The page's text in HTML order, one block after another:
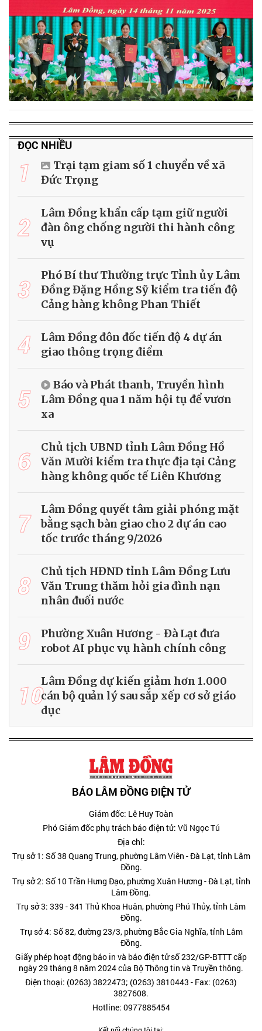
ĐỌC NHIỀU
1
Trại tạm giam số 1 chuyển về xã
Đức Trọng
2
Lâm Đồng khẩn cấp tạm giữ người
đàn ông chống người thi hành công
vụ
3
Phó Bí thư Thường trực Tỉnh ủy Lâm
Đồng Đặng Hồng Sỹ kiểm tra tiến độ
Cảng hàng không Phan Thiết
4
Lâm Đồng đôn đốc tiến độ 4 dự án
giao thông trọng điểm
5
Báo và Phát thanh, Truyền hình
Lâm Đồng qua 1 năm hội tụ để vươn
xa
6
Chủ tịch UBND tỉnh Lâm Đồng Hồ
Văn Mười kiểm tra thực địa tại Cảng
hàng không quốc tế Liên Khương
7
Lâm Đồng quyết tâm giải phóng mặt
bằng sạch bàn giao cho 2 dự án cao
tốc trước tháng 9/2026
8
Chủ tịch HĐND tỉnh Lâm Đồng Lưu
Văn Trung thăm hỏi gia đình nạn
nhân đuối nước
9
Phường Xuân Hương - Đà Lạt đưa
robot AI phục vụ hành chính công
10Lâm Đồng dự kiến giảm hơn 1.000
cán bộ quản lý sau sắp xếp cơ sở giáo
dục
BÁO LÂM ĐỒNG ĐIỆN TỬ
Giám đốc: Lê Huy Toàn
Phó Giám đốc phụ trách báo điện tử: Vũ Ngọc Tú
Địa chỉ:
Trụ sở 1: Số 38 Quang Trung, phường Lâm Viên - Đà Lạt, tỉnh Lâm
Đồng.
Trụ sở 2: Số 10 Trần Hưng Đạo, phường Xuân Hương - Đà Lạt, tỉnh
Lâm Đồng.
Trụ sở 3: 339 - 341 Thủ Khoa Huân, phường Phú Thủy, tỉnh Lâm
Đồng.
Trụ sở 4: Số 82, đường 23/3, phường Bắc Gia Nghĩa, tỉnh Lâm
Đồng.
Giấy phép hoạt động báo in và báo điện tử số 232/GP-BTTT cấp
ngày 29 tháng 8 năm 2024 của Bộ Thông tin và Truyền thông.
Điện thoại: (0263) 3822473; (0263) 3810443 - Fax: (0263)
3827608.
Hotline: 0977885454